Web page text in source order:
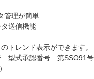
管理が簡単
送信機能
トレンド表示ができます。
型式承認番号 第SSO91号